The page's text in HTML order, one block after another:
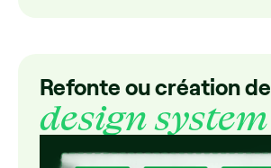
Refonte ou création de
design system